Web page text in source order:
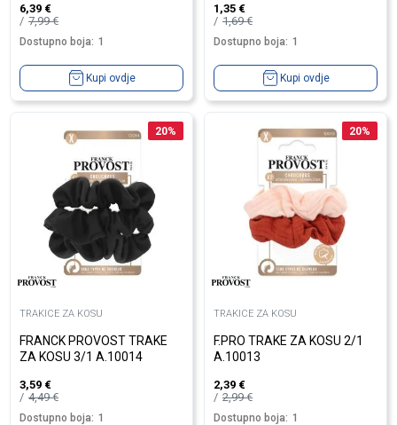
6,39 €
7,99€
Dostupno boja: 1
Kupi ovdje
1,35 €
1,69€
Dostupno boja: 1
Kupi ovdje
20%
TRAKICE ZA KOSU
FRANCK PROVOST TRAKE
ZA KOSU 3/1 A.10014
3,59 €
4,49€
Dostupno boja: 1
20%
TRAKICE ZA KOSU
F.PRO TRAKE ZA KOSU 2/1
A.10013
2,39 €
2,99€
Dostupno boja: 1